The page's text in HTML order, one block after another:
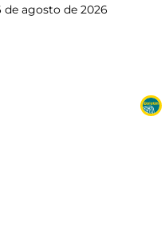
de agosto de 2026